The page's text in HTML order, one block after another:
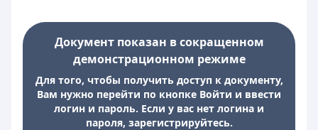
Документ показан в сокращенном
демонстрационном режиме
Для того, чтобы получить доступ к документу,
Вам нужно перейти по кнопке Войти и ввести
логин и пароль. Если у вас нет логина и
пароля, зарегистрируйтесь.